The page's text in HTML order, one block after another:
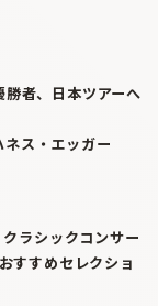
者、日本ツアーへ
ス・エッガー
ラシックコンサー
すすめセレクショ